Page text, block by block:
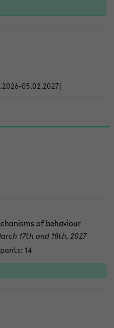
05.02.2027]
of behaviour
17th and 18th, 2027
14